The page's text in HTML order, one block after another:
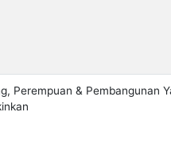
Perempuan & Pembangunan